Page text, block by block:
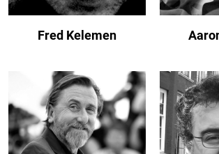
Fred Kelemen